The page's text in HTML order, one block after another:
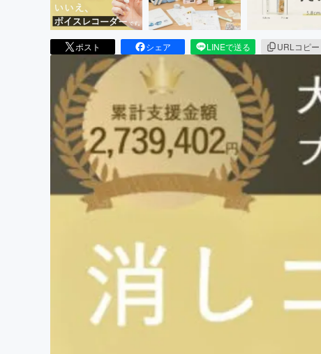
ポスト シェア LINEで送る URLコピー